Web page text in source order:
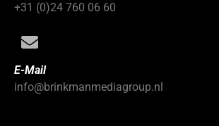
+31 (0)24 760 06 60
E-Mail
info@brinkmanmediagroup.nl